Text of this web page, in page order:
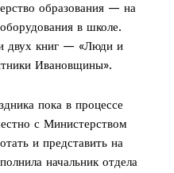
образования — на
в школе.
двух книг — «Люди и
Ивановщины».
пока в процессе
с Министерством
и представить на
начальник отдела